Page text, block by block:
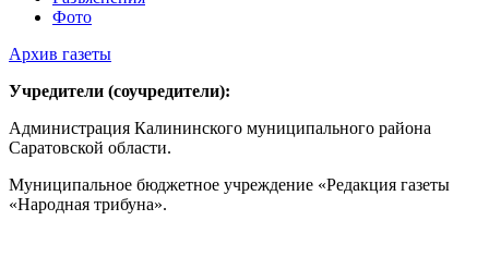
Фото
Архив газеты
Учредители (соучредители):
Администрация Калининского муниципального района
Саратовской области.
Муниципальное бюджетное учреждение «Редакция газеты
«Народная трибуна».